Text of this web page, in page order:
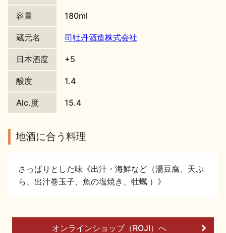
地酒川柳
日本酒の楽しみ方特集
地酒・イベント情報
新商品・おすすめ商品
容量 180ml
蔵元名 司牡丹酒造株式会社
日本酒度 +5
酸度 1.4
Alc.度 15.4
地酒に合う料理
さっぱりとした味《出汁・海鮮など（湯豆腐、天ぷ
ら、出汁巻玉子、魚の塩焼き、牡蠣 ）》
オンラインショップ（ROJI）へ